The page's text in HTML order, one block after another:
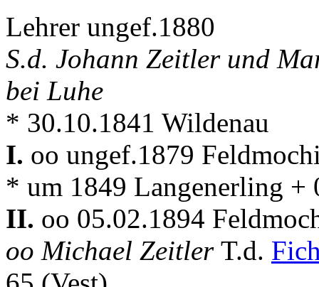
Lehrer ungef.1880
S.d. Johann Zeitler und
bei Luhe
* 30.10.1841 Wildenau
I. oo ungef.1879
* um 1849 Langenerling +
II. oo 05.02.1894
oo Michael Zeitler T.d.